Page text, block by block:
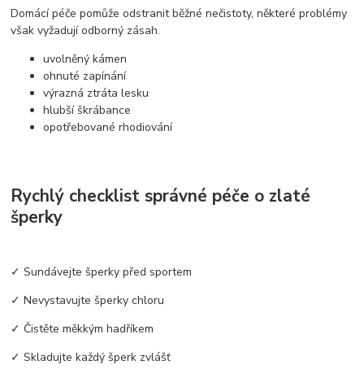
Domácí péče pomůže odstranit běžné nečistoty, některé problémy
však vyžadují odborný zásah.
uvolněný kámen
ohnuté zapínání
výrazná ztráta lesku
hlubší škrábance
opotřebované rhodiování
Rychlý checklist správné péče o zlaté
šperky
✓ Sundávejte šperky před sportem
✓ Nevystavujte šperky chloru
✓ Čistěte měkkým hadříkem
✓ Skladujte každý šperk zvlášť